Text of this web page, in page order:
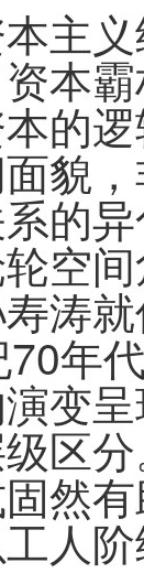
义
本
的
貌
的
空
涛
年
变
区
然
人